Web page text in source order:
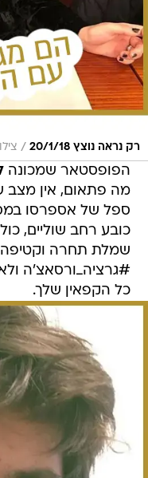
רק נראה נוצץ 20/1/18 /
הפופסטאר שמכונה
מה פתאום, אין מצב
ספל של אספרסו
כובע רחב שוליים,
שמלת תחרה וקטיפה
#גרציה_ורסאצ'ה
כל הקפאין שלך.